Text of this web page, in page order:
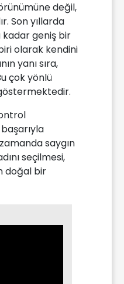
değil,
Son yıllarda
geniş bir
olarak kendini
yanı sıra,
çok yönlü
saygın
seçilmesi,
doğal bir